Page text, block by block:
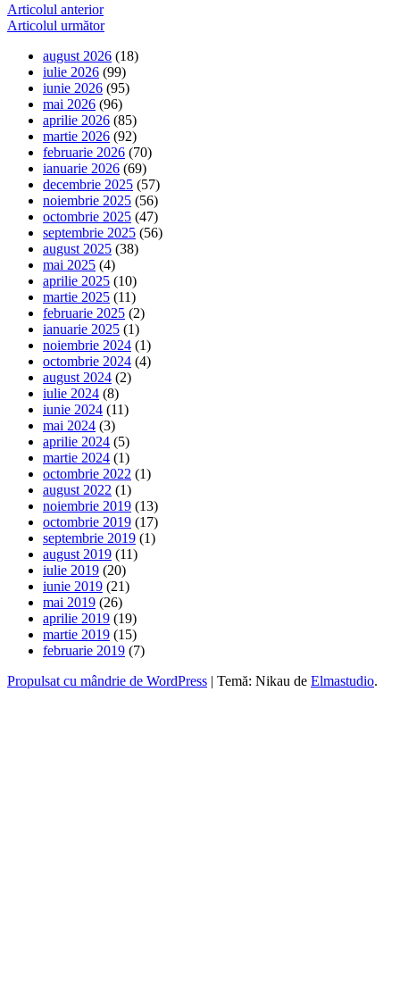
Navigare
în
articole
Articolul anterior
Articolul următor
august 2026 (18)
iulie 2026 (99)
iunie 2026 (95)
mai 2026 (96)
aprilie 2026 (85)
martie 2026 (92)
februarie 2026 (70)
ianuarie 2026 (69)
decembrie 2025 (57)
noiembrie 2025 (56)
octombrie 2025 (47)
septembrie 2025 (56)
august 2025 (38)
mai 2025 (4)
aprilie 2025 (10)
martie 2025 (11)
februarie 2025 (2)
ianuarie 2025 (1)
noiembrie 2024 (1)
octombrie 2024 (4)
august 2024 (2)
iulie 2024 (8)
iunie 2024 (11)
mai 2024 (3)
aprilie 2024 (5)
martie 2024 (1)
octombrie 2022 (1)
august 2022 (1)
noiembrie 2019 (13)
octombrie 2019 (17)
septembrie 2019 (1)
august 2019 (11)
iulie 2019 (20)
iunie 2019 (21)
mai 2019 (26)
aprilie 2019 (19)
martie 2019 (15)
februarie 2019 (7)
Propulsat cu mândrie de WordPress | Temă: Nikau de Elmastudio.